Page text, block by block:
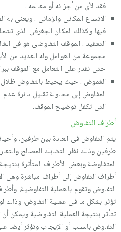
فقد لأى من أجزائه أو معالمه .
الاتساع المكانى والزمانى : ويعنى به
فيها وكذلك المكان الجغرفى الذى
التعقيد : الموقف التفاوضى هو فى
مجموعة من العوامل وله العديد من
حتى نقدر على التعامل مع الموقف
الغموض : حيث يحيط بالتفاوض
المفاوض إلى محاولة تقليل دائرة
التى تكفل توضيح الموقف.
أطراف التفاوض
يتم التفاوض فى العادة بين طرفين،
طرفين وذلك نظرا لتشابك المصالح
المتفاوضة وبعض الأطراف المتأثرة
أطراف التفاوض إلى أطراف مباشرة وهى
التفاوض وتقوم بالعملية التفاوضية،
تؤثر بشكل ما فى عملية التفاوض، وذلك
تتأثر بنتيجة العملية التفاوضية ويمكن
التفاوض بالسلب أو الإيجاب وتؤثر أيضا